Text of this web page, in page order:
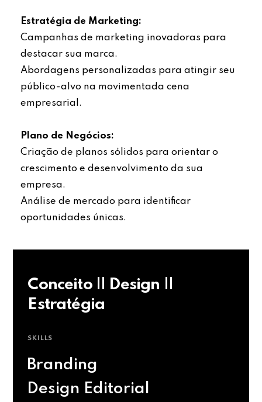
Estratégia de Marketing:
Campanhas de marketing inovadoras para
destacar sua marca.
Abordagens personalizadas para atingir seu
público-alvo na movimentada cena
empresarial.
Plano de Negócios:
Criação de planos sólidos para orientar o
crescimento e desenvolvimento da sua
empresa.
Análise de mercado para identificar
oportunidades únicas.
Conceito || Design ||
Estratégia
SKILLS
Branding
Design Editorial